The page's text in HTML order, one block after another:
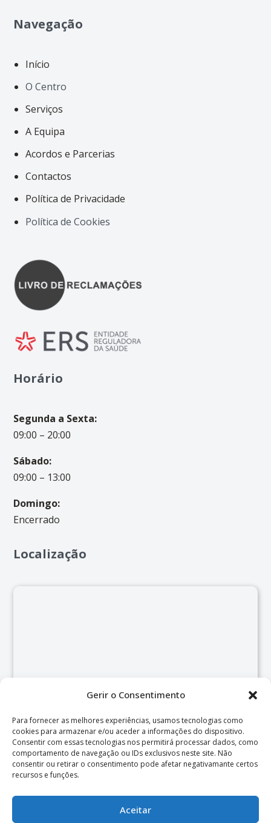
Gerir o Consentimento
Para fornecer as melhores experiências, usamos tecnologias como
cookies para armazenar e/ou aceder a informações do dispositivo.
Consentir com essas tecnologias nos permitirá processar dados, como
comportamento de navegação ou IDs exclusivos neste site. Não
consentir ou retirar o consentimento pode afetar negativamante certos
recursos e funções.
Aceitar
Navegação
Início
O Centro
Serviços
A Equipa
Acordos e Parcerias
Contactos
Política de Privacidade
Política de Cookies
Horário
Segunda a Sexta:
09:00 – 20:00
Sábado:
09:00 – 13:00
Domingo:
Encerrado
Localização